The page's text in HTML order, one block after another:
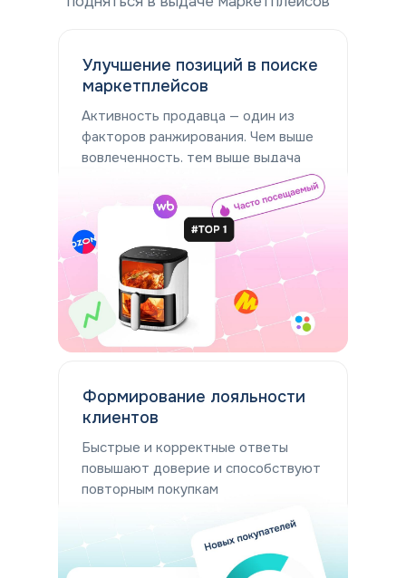
Улучшение позиций в поиске
маркетплейсов
Активность продавца — один из
факторов ранжирования. Чем выше
вовлеченность, тем выше выдача
Формирование лояльности
клиентов
Быстрые и корректные ответы
повышают доверие и способствуют
повторным покупкам